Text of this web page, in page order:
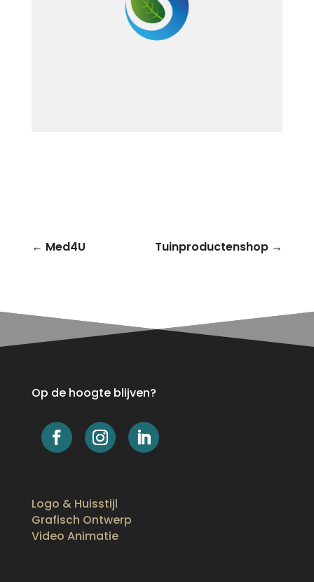
← Med4U Tuinproductenshop →
Op de hoogte blijven?
Logo & Huisstijl
Grafisch Ontwerp
Video Animatie